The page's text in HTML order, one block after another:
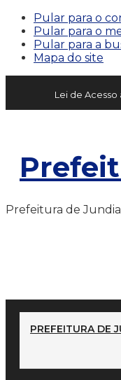
Pular para o
Pular para o
Pular para a
Mapa do site
Lei de
Prefeitura de
PREFEITURA DE